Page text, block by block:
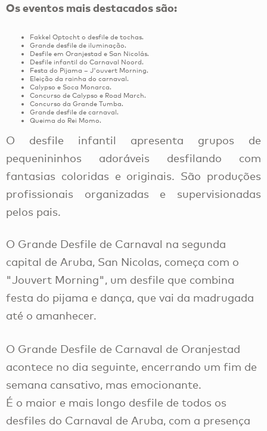
Os eventos mais destacados são:
Fakkel Optocht o desfile de tochas.
Grande desfile de iluminação.
Desfile em Oranjestad e San Nicolás.
Desfile infantil do Carnaval Noord.
Festa do Pijama – J'ouvert Morning.
Eleição da rainha do carnaval.
Calypso e Soca Monarca.
Concurso de Calypso e Road March.
Concurso da Grande Tumba.
Grande desfile de carnaval.
Queima do Rei Momo.
O desfile infantil apresenta grupos de
pequenininhos adoráveis ​​desfilando com
fantasias coloridas e originais. São produções
profissionais organizadas e supervisionadas
pelos pais.
O Grande Desfile de Carnaval na segunda
capital de Aruba, San Nicolas, começa com o
"Jouvert Morning", um desfile que combina
festa do pijama e dança, que vai da madrugada
até o amanhecer.
O Grande Desfile de Carnaval de Oranjestad
acontece no dia seguinte, encerrando um fim de
semana cansativo, mas emocionante.
É o maior e mais longo desfile de todos os
desfiles do Carnaval de Aruba, com a presença